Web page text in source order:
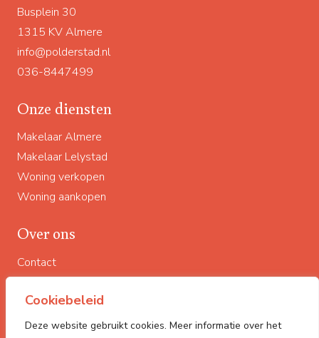
Cookiebeleid
Deze website gebruikt cookies. Meer informatie over het
Busplein 30
1315 KV Almere
info@polderstad.nl
036-8447499
Onze diensten
Makelaar Almere
Makelaar Lelystad
Woning verkopen
Woning aankopen
Over ons
Contact
Privacyverklaring
Woningaanbod